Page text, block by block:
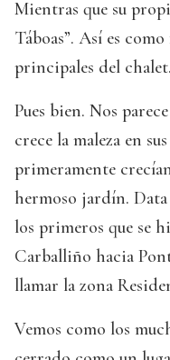
Mientras que su
Táboas”. Así es
principales del chalet.
Pues bien. Nos
crece la maleza en
primeramente
hermoso jardín. Data
los primeros que se
Carballiño hacia
llamar la zona
Vemos como los